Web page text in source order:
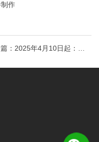
作
： 2025年4月10日起：新
设施操作员证书全面启